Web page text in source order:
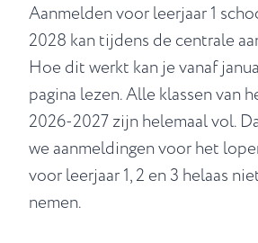
Aanmelden voor leerjaar 1
2028 kan tijdens de centrale
Hoe dit werkt kan je vanaf
pagina lezen. Alle klassen van
2026-2027 zijn helemaal vol.
we aanmeldingen voor het
voor leerjaar 1, 2 en 3 helaas
nemen.